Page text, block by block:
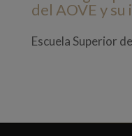
del AOVE y
Escuela Superior